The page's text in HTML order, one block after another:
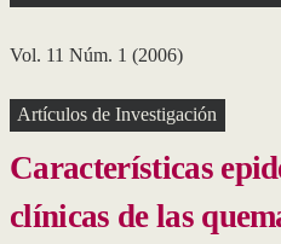
Vol. 11 Núm. 1 (2006)
Artículos de Investigación
Características
clínicas de las